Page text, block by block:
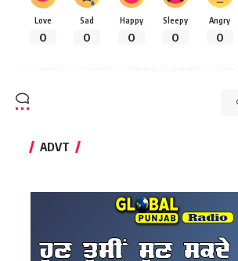
Love
0
Sad
0
Happy
0
Sleepy
0
Angry
0
ADVT